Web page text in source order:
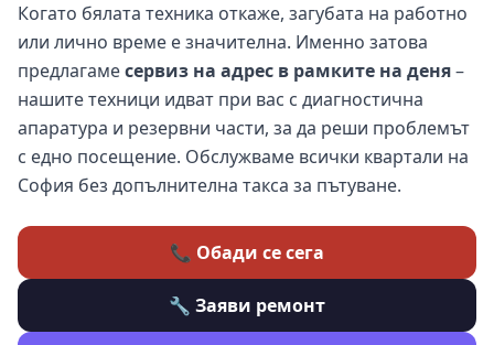
Когато бялата техника откаже, загубата на работно
или лично време е значителна. Именно затова
предлагамесервиз на адрес в рамките на деня–
нашите техници идват при вас с диагностична
апаратура и резервни части, за да реши проблемът
с едно посещение. Обслужваме всички квартали на
София без допълнителна такса за пътуване.
📞 Обади се сега
🔧 Заяви ремонт